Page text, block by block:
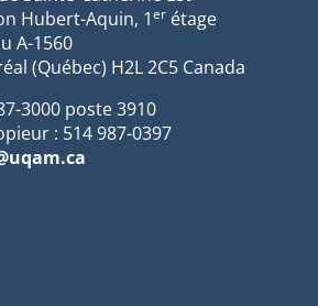
Hubert-Aquin, 1er étage
A-1560
(Québec) H2L 2C5 Canada
3000 poste 3910
: 514 987-0397